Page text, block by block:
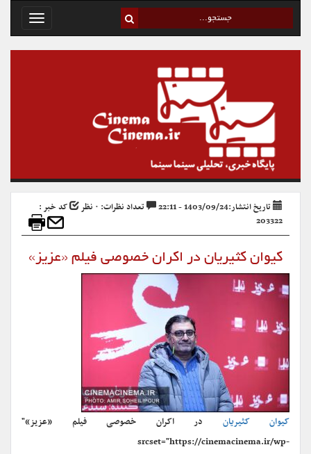
Toggle
تاریخ انتشار:1403/09/24 - 22:11 تعداد نظرات: ۰ نظر
کد خبر :
203322
کیوان کثیریان در اکران خصوصی فیلم «عزیز»
کیوان کثیریان در اکران خصوصی فیلم «عزیز»"
srcset="https://cinemacinema.ir/wp-